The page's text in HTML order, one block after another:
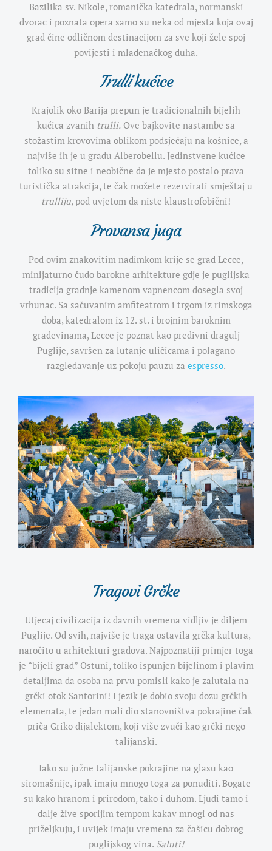
Bazilika sv. Nikole, romanička katedrala, normanski
dvorac i poznata opera samo su neka od mjesta koja ovaj
grad čine odličnom destinacijom za sve koji žele spoj
povijesti i mladenačkog duha.
Trullikućice
Krajolik oko Barija prepun je tradicionalnih bijelih
kućica zvanih trulli. Ove bajkovite nastambe sa
stožastim krovovima oblikom podsjećaju na košnice, a
najviše ih je u gradu Alberobellu. Jedinstvene kućice
toliko su sitne i neobične da je mjesto postalo prava
turistička atrakcija, te čak možete rezervirati smještaj u
trulliju,pod uvjetom da niste klaustrofobični!
Provansa juga
Pod ovim znakovitim nadimkom krije se grad Lecce,
minijaturno čudo barokne arhitekture gdje je puglijska
tradicija gradnje kamenom vapnencom dosegla svoj
vrhunac. Sa sačuvanim amfiteatrom i trgom iz rimskoga
doba, katedralom iz 12. st. i brojnim baroknim
građevinama, Lecce je poznat kao predivni dragulj
Puglije, savršen za lutanje uličicama i polagano
razgledavanje uz pokoju pauzu za espresso.
Tragovi Grčke
Utjecaj civilizacija iz davnih vremena vidljiv je diljem
Puglije. Od svih, najviše je traga ostavila grčka kultura,
naročito u arhitekturi gradova. Najpoznatiji primjer toga
je “bijeli grad” Ostuni, toliko ispunjen bijelinom i plavim
detaljima da osoba na prvu pomisli kako je zalutala na
grčki otok Santorini! I jezik je dobio svoju dozu grčkih
elemenata, te jedan mali dio stanovništva pokrajine čak
priča Griko dijalektom, koji više zvuči kao grčki nego
talijanski.
Iako su južne talijanske pokrajine na glasu kao
siromašnije, ipak imaju mnogo toga za ponuditi. Bogate
su kako hranom i prirodom, tako i duhom. Ljudi tamo i
dalje žive sporijim tempom kakav mnogi od nas
priželjkuju, i uvijek imaju vremena za čašicu dobrog
puglijskog vina. Saluti!